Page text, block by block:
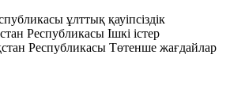
ұлттық қауіпсіздік
Республикасы Ішкі істер
Республикасы Төтенше жағдайлар